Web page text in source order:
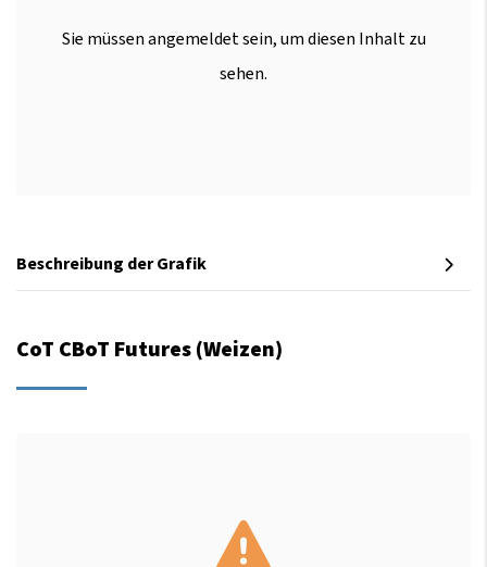
Sie müssen angemeldet sein, um diesen Inhalt zu
sehen.
Beschreibung der Grafik
CoT CBoT Futures (Weizen)